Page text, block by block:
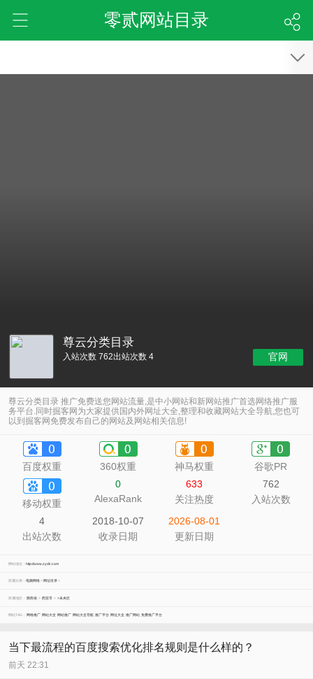
零贰网站目录
尊云分类目录
入站次数 762出站次数 4 官网
尊云分类目录 推广免费送您网站流量,是中小网站和新网站推广首选网络推广服
务平台.同时掘客网为大家提供国内外网址大全,整理和收藏网站大全导航,您也可
以到掘客网免费发布自己的网站及网站相关信息!
百度权重 360权重 神马权重 谷歌PR
移动权重
0
AlexaRank
633
关注热度
762
入站次数
4
出站次数
2018-10-07
收录日期
2026-08-01
更新日期
网站地址： http://www.zydir.com
所属分类： 电脑网络>网址目录>
所属地区： 陕西省> 西安市> >未央区
网站TAG： 网络推广 网站大全 网站推广 网站大全导航 推广平台 网址大全 推广网站 免费推广平台
当下最流程的百度搜索优化排名规则是什么样的？
前天 22:31